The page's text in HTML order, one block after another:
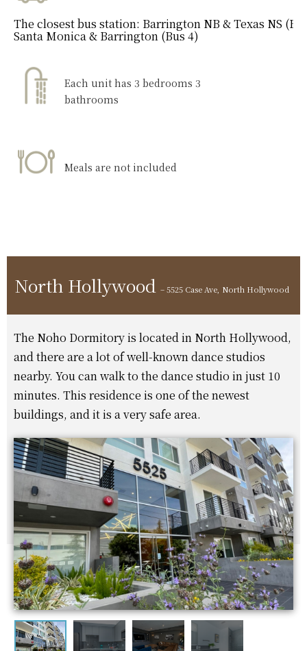
The closest bus station: Barrington NB & Texas NS
Santa Monica & Barrington (Bus 4)
Each unit has 3 bedrooms 3
bathrooms
Meals are not included
North Hollywood – 5525 Case Ave, North Hollywood
The Noho Dormitory is located in North Hollywood,
and there are a lot of well-known dance studios
nearby. You can walk to the dance studio in just 10
minutes. This residence is one of the newest
buildings, and it is a very safe area.